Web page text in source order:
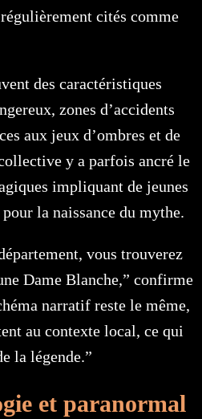
cités comme
des caractéristiques
zones d’accidents
aux jeux d’ombres et de
y a parfois ancré le
impliquant de jeunes
la naissance du mythe.
vous trouverez
Dame Blanche,” confirme
narratif reste le même,
au contexte local, ce qui
la légende.”
et paranormal